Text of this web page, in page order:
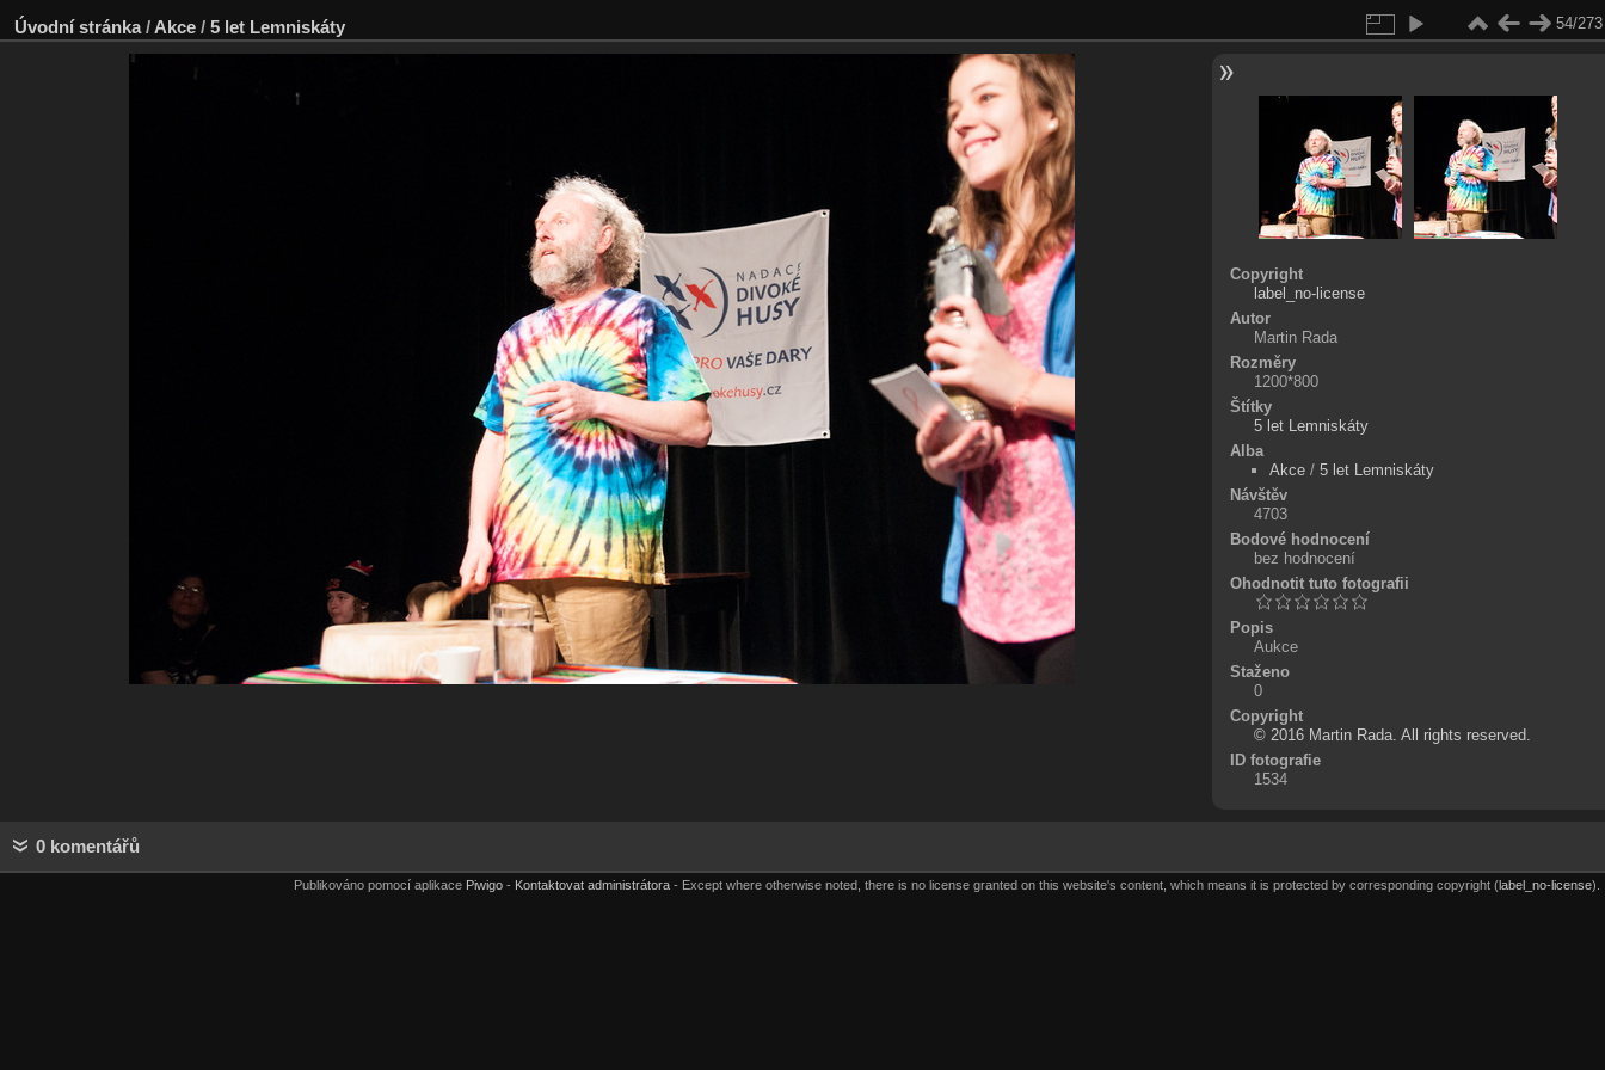
Úvodní stránka/ Akce / 5 let Lemniskáty 54/273
Copyright
label_no-license
Autor
Martin Rada
Rozměry
1200*800
Štítky
5 let Lemniskáty
Alba
Akce/ 5 let Lemniskáty
Návštěv
4703
Bodové hodnocení
bez hodnocení
Ohodnotit tuto fotografii
Popis
Aukce
Staženo
0
Copyright
© 2016 Martin Rada. All rights reserved.
ID fotografie
1534
0 komentářů
Publikováno pomocí aplikace Piwigo - Kontaktovat administrátora Except where otherwise noted, there is no license granted on this website's content, which means it is protected by corresponding copyright (label_no-license).